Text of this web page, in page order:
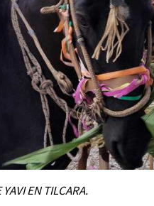
EN TILCARA.